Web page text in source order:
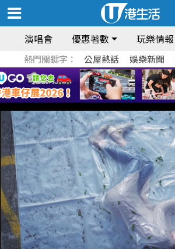
演唱會 優惠著數 玩樂情報
熱門關鍵字： 公屋熱話 娛樂新聞